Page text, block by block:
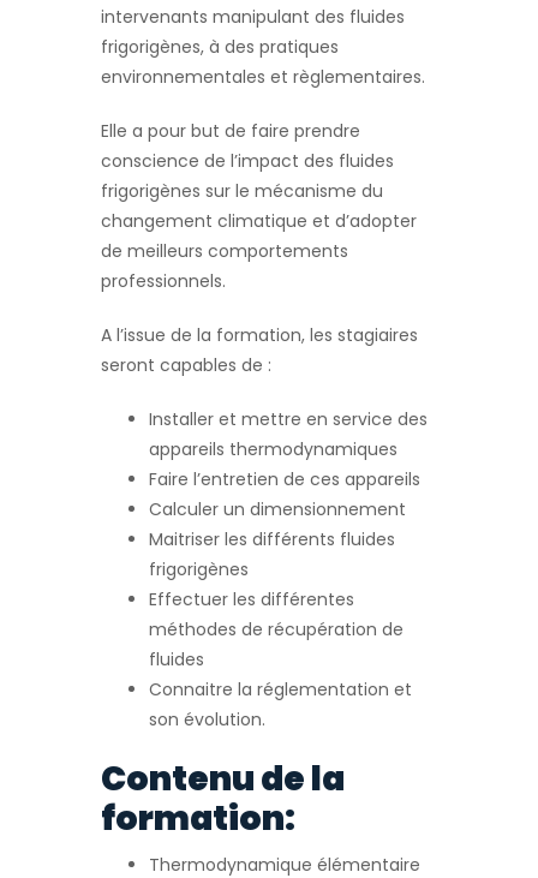
intervenants manipulant des fluides
frigorigènes, à des pratiques
environnementales et règlementaires.
Elle a pour but de faire prendre
conscience de l’impact des fluides
frigorigènes sur le mécanisme du
changement climatique et d’adopter
de meilleurs comportements
professionnels.
A l’issue de la formation, les stagiaires
seront capables de :
Installer et mettre en service des
appareils thermodynamiques
Faire l’entretien de ces appareils
Calculer un dimensionnement
Maitriser les différents fluides
frigorigènes
Effectuer les différentes
méthodes de récupération de
fluides
Connaitre la réglementation et
son évolution.
Contenu de la
formation:
Thermodynamique élémentaire